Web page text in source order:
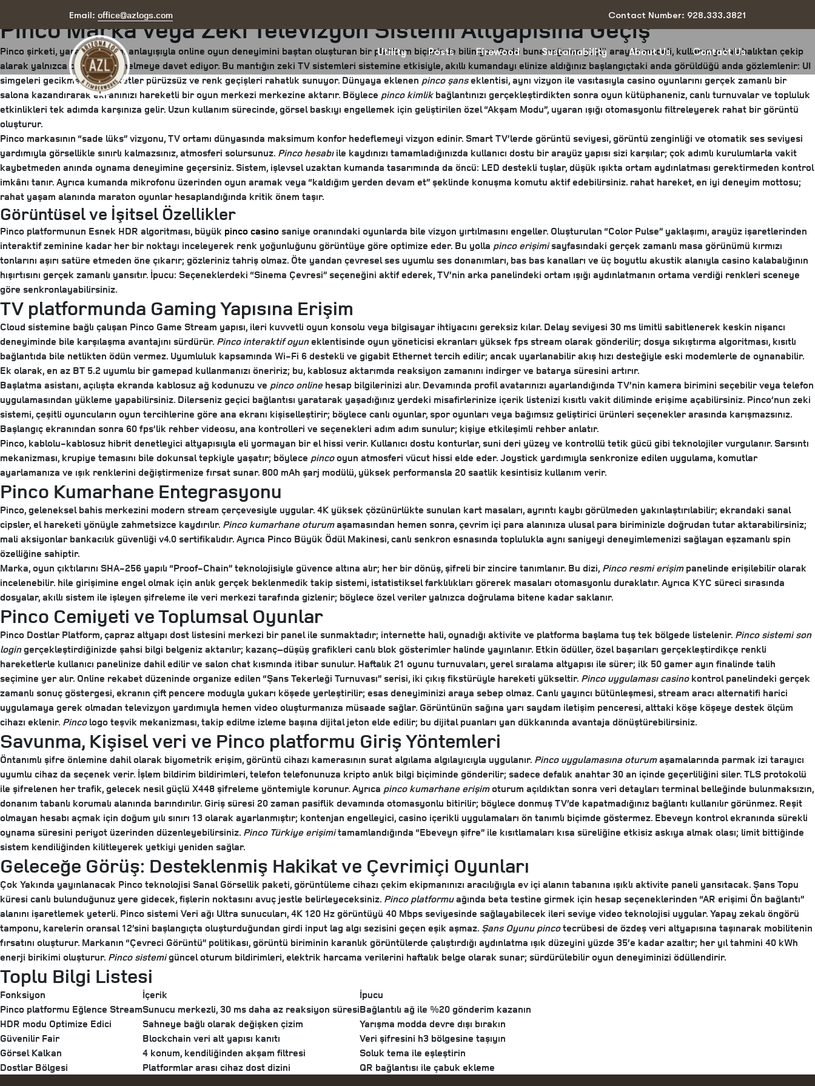
Email: office@azlogs.com Contact Number: 928.333.3821
Utility Posts Firewood Sustainability About Us Contact Us
Pinco Marka veya Zeki Televizyon Sistemi Altyapısına Geçiş
Pinco şirketi, yaratıcı altyapı anlayışıyla online oyun deneyimini baştan oluşturan bir platform biçiminde biliniyor. Sade buna rağmen güçlü arayüz modeli, kullanıcıyı kalabalıktan çekip
alarak yalnızca oyunlara yönelmeye davet ediyor. Bu mantığın zeki TV sistemleri sistemine etkisiyle, akıllı kumandayı elinize aldığınız başlangıçtaki anda görüldüğü anda gözlemlenir: UI
simgeleri gecikmesiz, hareketler pürüzsüz ve renk geçişleri rahatlık sunuyor. Dünyaya eklenen pinco şanseklentisi, aynı vizyon ile vasıtasıyla casino oyunlarını gerçek zamanlı bir
salona kazandırarak ekranınızı hareketli bir oyun merkezi merkezine aktarır. Böylece pinco kimlikbağlantınızı gerçekleştirdikten sonra oyun kütüphaneniz, canlı turnuvalar ve topluluk
etkinlikleri tek adımda karşınıza gelir. Uzun kullanım sürecinde, görsel baskıyı engellemek için geliştirilen özel “Akşam Modu”, uyaran ışığı otomasyonlu filtreleyerek rahat bir görüntü
oluşturur.
Pinco markasının “sade lüks” vizyonu, TV ortamı dünyasında maksimum konfor hedeflemeyi vizyon edinir. Smart TV’lerde görüntü seviyesi, görüntü zenginliği ve otomatik ses seviyesi
yardımıyla görsellikle sınırlı kalmazsınız,atmosferi solursunuz. Pinco hesabıile kaydınızı tamamladığınızda kullanıcı dostu bir arayüz yapısı sizi karşılar; çok adımlı kurulumlarla vakit
kaybetmeden anında oynama deneyimine geçersiniz. Sistem, işlevsel uzaktan kumanda tasarımında da öncü: LED destekli tuşlar, düşük ışıkta ortam aydınlatması gerektirmeden kontrol
imkânı tanır. Ayrıca kumanda mikrofonu üzerinden oyun aramak veya “kaldığım yerden devam et” şeklinde konuşma komutu aktif edebilirsiniz. rahat hareket, en iyi deneyim mottosu;
rahat yaşam alanında maraton oyunlar hesaplandığında kritik önem taşır.
Görüntüsel ve İşitsel Özellikler
Pinco platformunun Esnek HDR algoritması, büyük pinco casinosaniye oranındaki oyunlarda bile vizyon yırtılmasını engeller. Oluşturulan “Color Pulse” yaklaşımı, arayüz işaretlerinden
interaktif zeminine kadar her bir noktayı inceleyerek renk yoğunluğunu görüntüye göre optimize eder. Bu yolla pinco erişimisayfasındaki gerçek zamanlı masa görünümü kırmızı
tonlarını aşırı satüre etmeden öne çıkarır; gözleriniz tahriş olmaz. Öte yandan çevresel ses uyumlu ses donanımları, bas bas kanalları ve üç boyutlu akustik alanıyla casino kalabalığının
hışırtısını gerçek zamanlı yansıtır. İpucu: Seçeneklerdeki “Sinema Çevresi” seçeneğini aktif ederek, TV’nin arka panelindeki ortam ışığı aydınlatmanın ortama verdiği renkleri sceneye
göre senkronlayabilirsiniz.
TV platformunda Gaming Yapısına Erişim
Cloud sistemine bağlı çalışan Pinco Game Stream yapısı, ileri kuvvetli oyun konsolu veya bilgisayar ihtiyacını gereksiz kılar. Delay seviyesi 30 ms limitli sabitlenerek keskin nişancı
deneyiminde bile karşılaşma avantajını sürdürür. Pinco interaktif oyuneklentisinde oyun yöneticisi ekranları yüksek fps stream olarak gönderilir; dosya sıkıştırma algoritması, kısıtlı
bağlantıda bile netlikten ödün vermez. Uyumluluk kapsamında Wi-Fi 6 destekli ve gigabit Ethernet tercih edilir; ancak uyarlanabilir akış hızı desteğiyle eski modemlerle de oynanabilir.
Ek olarak, en az BT 5.2 uyumlu bir gamepad kullanmanızı öneririz; bu, kablosuz aktarımda reaksiyon zamanını indirger ve batarya süresini artırır.
Başlatma asistanı, açılışta ekranda kablosuz ağ kodunuzu ve pinco onlinehesap bilgilerinizi alır. Devamında profil avatarınızı ayarlandığında TV’nin kamera birimini seçebilir veya telefon
uygulamasından yükleme yapabilirsiniz. Dilerseniz geçici bağlantısı yaratarak yaşadığınız yerdeki misafirlerinize içerik listenizi kısıtlı vakit diliminde erişime açabilirsiniz. Pinco’nun zeki
sistemi, çeşitli oyuncuların oyun tercihlerine göre ana ekranı kişiselleştirir; böylece canlı oyunlar, spor oyunları veya bağımsız geliştirici ürünleri seçenekler arasında karışmazsınız.
Başlangıç ekranından sonra 60 fps’lik rehber videosu, ana kontrolleri ve seçenekleri adım adım sunulur; kişiye etkileşimli rehber anlatır.
Pinco, kablolu-kablosuz hibrit denetleyici altyapısıyla eli yormayan bir el hissi verir. Kullanıcı dostu konturlar, suni deri yüzey ve kontrollü tetik gücü gibi teknolojiler vurgulanır. Sarsıntı
mekanizması, krupiye temasını bile dokunsal tepkiyle yaşatır; böylece pincooyun atmosferi vücut hissi elde eder. Joystick yardımıyla senkronize edilen uygulama, komutlar
ayarlamanıza ve ışık renklerini değiştirmenize fırsat sunar. 800 mAh şarj modülü, yüksek performansla 20 saatlik kesintisiz kullanım verir.
Pinco Kumarhane Entegrasyonu
Pinco, geleneksel bahis merkezini modern stream çerçevesiyle uygular. 4K yüksek çözünürlükte sunulan kart masaları, ayrıntı kaybı görülmeden yakınlaştırılabilir; ekrandaki sanal
cipsler, el hareketi yönüyle zahmetsizce kaydırılır. Pinco kumarhane oturumaşamasından hemen sonra, çevrim içi para alanınıza ulusal para biriminizle doğrudan tutar aktarabilirsiniz;
mali aksiyonlar bankacılık güvenliği v4.0 sertifikalıdır. Ayrıca Pinco Büyük Ödül Makinesi, canlı senkron esnasında toplulukla aynı saniyeyi deneyimlemenizi sağlayan eşzamanlı spin
özelliğine sahiptir.
Marka, oyun çıktılarını SHA-256 yapılı “Proof-Chain” teknolojisiyle güvence altına alır; her bir dönüş, şifreli bir zincire tanımlanır. Bu dizi, Pinco resmi erişimpanelinde erişilebilir olarak
incelenebilir. hile girişimine engel olmak için anlık gerçek beklenmedik takip sistemi, istatistiksel farklılıkları görerek masaları otomasyonlu duraklatır. Ayrıca KYC süreci sırasında
dosyalar, akıllı sistem ile işleyen şifreleme ile veri merkezi tarafında gizlenir; böylece özel veriler yalnızca doğrulama bitene kadar saklanır.
Pinco Cemiyeti ve Toplumsal Oyunlar
Pinco Dostlar Platform, çapraz altyapı dost listesini merkezi bir panel ile sunmaktadır; internette hali, oynadığı aktivite ve platforma başlama tuş tek bölgede listelenir. Pinco sistemi son
logingerçekleştirdiğinizde şahsi bilgi belgeniz aktarılır; kazanç–düşüş grafikleri canlı blok gösterimler halinde yayınlanır. Etkin ödüller, özel başarıları gerçekleştirdikçe renkli
hareketlerle kullanıcı panelinize dahil edilir ve salon chat kısmında itibar sunulur. Haftalık 21 oyunu turnuvaları, yerel sıralama altyapısı ile sürer; ilk 50 gamer ayın finalinde talih
seçimine yer alır. Online rekabet düzeninde organize edilen “Şans Tekerleği Turnuvası” serisi, iki çıkış fikstürüyle hareketi yükseltir. Pinco uygulaması casinokontrol panelindeki gerçek
zamanlı sonuç göstergesi, ekranın çift pencere moduyla yukarı köşede yerleştirilir; esas deneyiminizi araya sebep olmaz. Canlı yayıncı bütünleşmesi, stream aracı alternatifi harici
uygulamaya gerek olmadan televizyon yardımıyla hemen video oluşturmanıza müsaade sağlar. Görüntünün sağına yarı saydam iletişim penceresi, alttaki köşe köşeye destek ölçüm
cihazı eklenir. Pincologo teşvik mekanizması, takip edilme izleme başına dijital jeton elde edilir; bu dijital puanları yan dükkanında avantaja dönüştürebilirsiniz.
Savunma, Kişisel veri ve Pinco platformu Giriş Yöntemleri
Öntanımlı şifre önlemine dahil olarak biyometrik erişim, görüntü cihazı kamerasının surat algılama algılayıcıyla uygulanır. Pinco uygulamasına oturumaşamalarında parmak izi tarayıcı
uyumlu cihaz da seçenek verir. İşlem bildirim bildirimleri, telefon telefonunuza kripto anlık bilgi biçiminde gönderilir; sadece defalık anahtar 30 an içinde geçerliliğini siler. TLS protokolü
ile şifrelenen her trafik, gelecek nesil güçlü X448 şifreleme yöntemiyle korunur. Ayrıca pinco kumarhane erişimoturum açıldıktan sonra veri detayları terminal belleğinde bulunmaksızın,
donanım tabanlı korumalı alanında barındırılır. Giriş süresi 20 zaman pasiflik devamında otomasyonlu bitirilir; böylece donmuş TV’de kapatmadığınız bağlantı kullanılır görünmez. Reşit
olmayan hesabı açmak için doğum yılı sınırı 13 olarak ayarlanmıştır; kontenjan engelleyici, casino içerikli uygulamaları ön tanımlı biçimde göstermez. Ebeveyn kontrol ekranında sürekli
oynama süresini periyot üzerinden düzenleyebilirsiniz. Pinco Türkiye erişimitamamlandığında “Ebeveyn şifre” ile kısıtlamaları kısa süreliğine etkisiz askıya almak olası; limit bittiğinde
sistem kendiliğinden kilitleyerek yetkiyi yeniden sağlar.
Geleceğe Görüş: Desteklenmiş Hakikat ve Çevrimiçi Oyunları
Çok Yakında yayınlanacak Pinco teknolojisi Sanal Görsellik paketi, görüntüleme cihazı çekim ekipmanınızı aracılığıyla ev içi alanın tabanına ışıklı aktivite paneli yansıtacak. Şans Topu
küresi canlı bulunduğunuz yere gidecek, fişlerin noktasını avuç jestle belirleyeceksiniz. Pinco platformuağında beta testine girmek için hesap seçeneklerinden “AR erişimi Ön bağlantı”
alanını işaretlemek yeterli. Pinco sistemi Veri ağı Ultra sunucuları, 4K 120 Hz görüntüyü 40 Mbps seviyesinde sağlayabilecek ileri seviye video teknolojisi uygular. Yapay zekalı öngörü
tamponu, karelerin oransal 12’sini başlangıçta oluşturduğundan girdi input lag algı sezisini geçen eşik aşmaz. Şans Oyunu pincotecrübesi de özdeş veri altyapısına taşınarak mobilitenin
fırsatını oluşturur. Markanın “Çevreci Görüntü” politikası, görüntü biriminin karanlık görüntülerde çalıştırdığı aydınlatma ışık düzeyini yüzde 35’e kadar azaltır; her yıl tahmini 40 kWh
enerji birikimi oluşturur. Pinco sistemigüncel oturum bildirimleri, elektrik harcama verilerini haftalık belge olarak sunar; sürdürülebilir oyun deneyiminizi ödüllendirir.
Toplu Bilgi Listesi
Fonksiyon İçerik
İpucu
Pinco platformu Eğlence StreamSunucu merkezli, 30 ms daha az reaksiyon süresiBağlantılı ağ ile %20 gönderim kazanın
HDR modu Optimize Edici
Sahneye bağlı olarak değişken çizim
Yarışma modda devre dışı bırakın
Güvenilir Fair
Blockchain veri alt yapısı kanıtı
Veri şifresini h3 bölgesine taşıyın
Görsel Kalkan
4 konum, kendiliğinden akşam filtresi
Soluk tema ile eşleştirin
Dostlar Bölgesi
Platformlar arası cihaz dost dizini QR bağlantısı ile çabuk ekleme